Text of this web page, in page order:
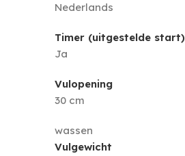
Nederlands
Timer (uitgestelde start)
Ja
Vulopening
30 cm
wassen
Vulgewicht